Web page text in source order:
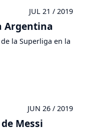
JUL 21 / 2019
Argentina
la Superliga en la
JUN 26 / 2019
Messi